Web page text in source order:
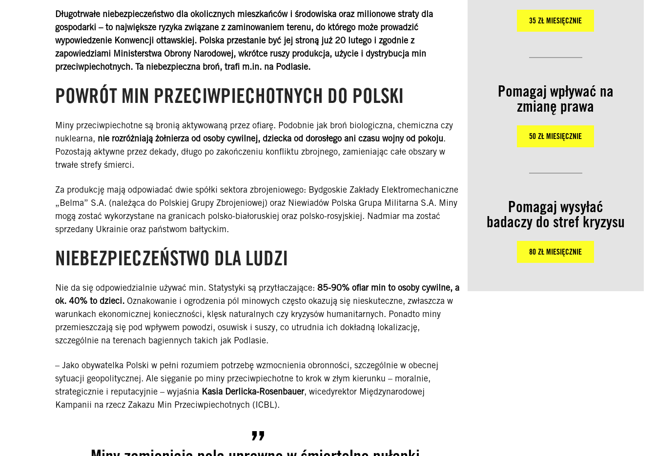
Długotrwałe niebezpieczeństwo dla okolicznych mieszkańców i środowiska oraz milionowe straty dla
gospodarki – to największe ryzyka związane z zaminowaniem terenu, do którego może prowadzić
wypowiedzenie Konwencji ottawskiej. Polska przestanie być jej stroną już 20 lutego i zgodnie z
zapowiedziami Ministerstwa Obrony Narodowej, wkrótce ruszy produkcja, użycie i dystrybucja min
przeciwpiechotnych. Ta niebezpieczna broń, trafi m.in. na Podlasie.
POWRÓT MIN PRZECIWPIECHOTNYCH DO POLSKI
Miny przeciwpiechotne są bronią aktywowaną przez ofiarę. Podobnie jak broń biologiczna, chemiczna czy
nuklearna, nie rozróżniają żołnierza od osoby cywilnej, dziecka od dorosłego ani czasu wojny od pokoju.
Pozostają aktywne przez dekady, długo po zakończeniu konfliktu zbrojnego, zamieniając całe obszary w
trwałe strefy śmierci.
Za produkcję mają odpowiadać dwie spółki sektora zbrojeniowego: Bydgoskie Zakłady Elektromechaniczne
„Belma” S.A. (należąca do Polskiej Grupy Zbrojeniowej) oraz Niewiadów Polska Grupa Militarna S.A. Miny
mogą zostać wykorzystane na granicach polsko-białoruskiej oraz polsko-rosyjskiej. Nadmiar ma zostać
sprzedany Ukrainie oraz państwom bałtyckim.
NIEBEZPIECZEŃSTWO DLA LUDZI
Nie da się odpowiedzialnie używać min. Statystyki są przytłaczające: 85-90% ofiar min to osoby cywilne, a
ok. 40% to dzieci. Oznakowanie i ogrodzenia pól minowych często okazują się nieskuteczne, zwłaszcza w
warunkach ekonomicznej konieczności, klęsk naturalnych czy kryzysów humanitarnych. Ponadto miny
przemieszczają się pod wpływem powodzi, osuwisk i suszy, co utrudnia ich dokładną lokalizację,
szczególnie na terenach bagiennych takich jak Podlasie.
– Jako obywatelka Polski w pełni rozumiem potrzebę wzmocnienia obronności, szczególnie w obecnej
sytuacji geopolitycznej. Ale sięganie po miny przeciwpiechotne to krok w złym kierunku – moralnie,
strategicznie i reputacyjnie – wyjaśnia Kasia Derlicka-Rosenbauer, wicedyrektor Międzynarodowej
Kampanii na rzecz Zakazu Min Przeciwpiechotnych (ICBL).
35 ZŁ MIESIĘCZNIE
Pomagaj wpływać na
zmianę prawa
50 ZŁ MIESIĘCZNIE
Pomagaj wysyłać
badaczy do stref kryzysu
80 ZŁ MIESIĘCZNIE